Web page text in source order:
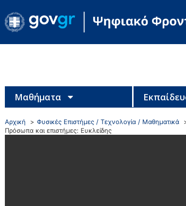
Μαθήματα
Αρχική Φυσικές Επιστήμες / Τεχνολογία / Μαθηματικά
Πρόσωπα και επιστήμες: Ευκλείδης